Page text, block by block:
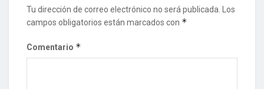
Tu dirección de correo electrónico no será publicada.
Los
campos obligatorios están marcados con *
Comentario *